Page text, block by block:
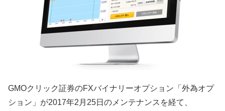
GMOクリック証券のFXバイナリーオプション「外為オプ
ション」が2017年2月25日のメンテナンスを経て、